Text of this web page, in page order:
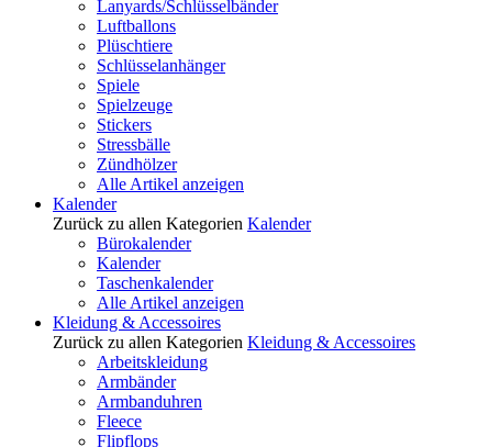
Lanyards/Schlüsselbänder
Luftballons
Plüschtiere
Schlüsselanhänger
Spiele
Spielzeuge
Stickers
Stressbälle
Zündhölzer
Alle Artikel anzeigen
Kalender
Zurück zu allen Kategorien Kalender
Bürokalender
Kalender
Taschenkalender
Alle Artikel anzeigen
Kleidung & Accessoires
Zurück zu allen Kategorien Kleidung & Accessoires
Arbeitskleidung
Armbänder
Armbanduhren
Fleece
Flipflops